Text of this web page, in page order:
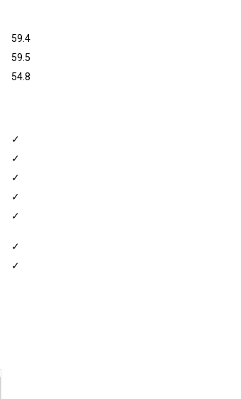
59.4
59.5
54.8
✓
✓
✓
✓
✓
✓
✓